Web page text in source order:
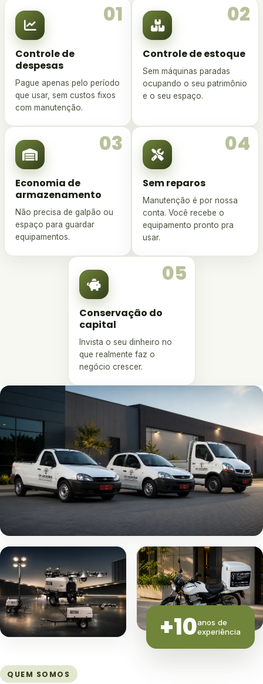
01
Controle de
despesas
Pague apenas pelo período
que usar, sem custos fixos
com manutenção.
02
Controle de estoque
Sem máquinas paradas
ocupando o seu patrimônio
e o seu espaço.
03
Economia de
armazenamento
Não precisa de galpão ou
espaço para guardar
equipamentos.
04
Sem reparos
Manutenção é por nossa
conta. Você recebe o
equipamento pronto pra
usar.
05
Conservação do
capital
Invista o seu dinheiro no
que realmente faz o
negócio crescer.
+10anos de
experiência
QUEM SOMOS